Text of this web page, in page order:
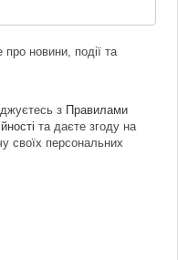
новини, події та
з Правилами
та даєте згоду на
своїх персональних